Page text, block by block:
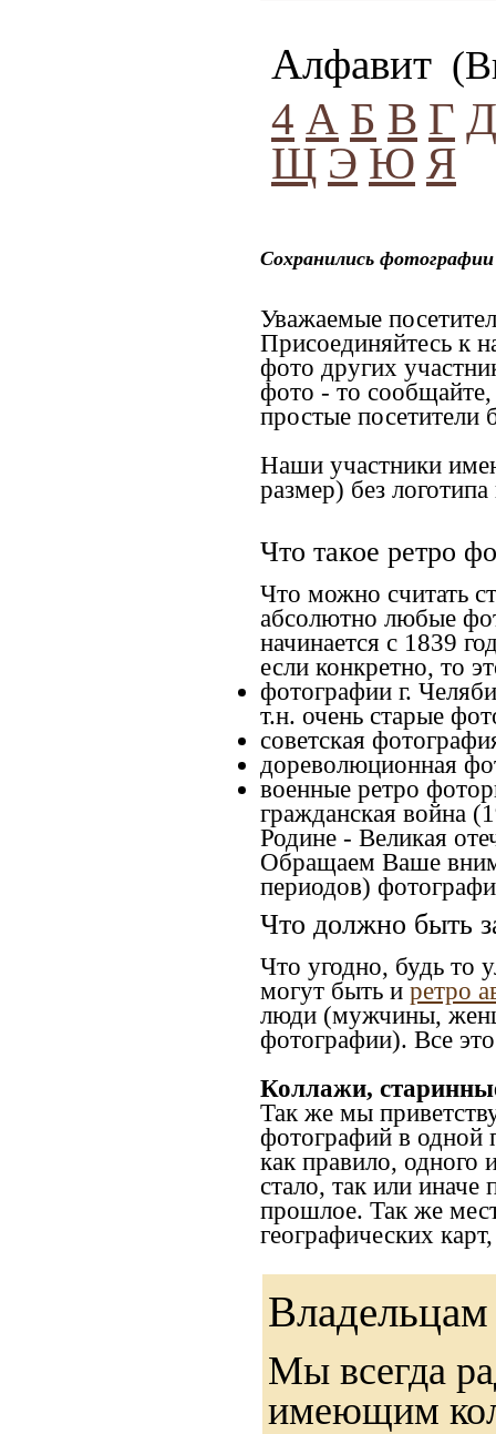
Алфавит
4 А Б В Г Д
Щ Э Ю Я
Сохранились
Уважаемые
Присоединяйтесь к
фото других
фото - то
простые посетители
Наши участники
размер) без логотипа
Что такое ретро
Что можно считать
абсолютно любые
начинается с 1839
если конкретно, то
фотографии г.
т.н. очень старые
советская
дореволюционная
военные ретро
гражданская война
Родине - Великая
Обращаем Ваше
периодов)
Что должно быть
Что угодно, будь то
могут быть и ретро
люди (мужчины,
фотографии). Все
Коллажи,
Так же мы
фотографий в одной
как правило, одного
стало, так или
прошлое. Так же
географических
Мы всегда
имеющим